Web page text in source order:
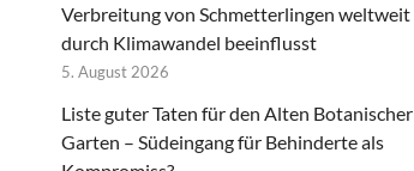
Verbreitung von Schmetterlingen weltweit
durch Klimawandel beeinflusst
5. August 2026
Liste guter Taten für den Alten Botanischer
Garten – Südeingang für Behinderte als